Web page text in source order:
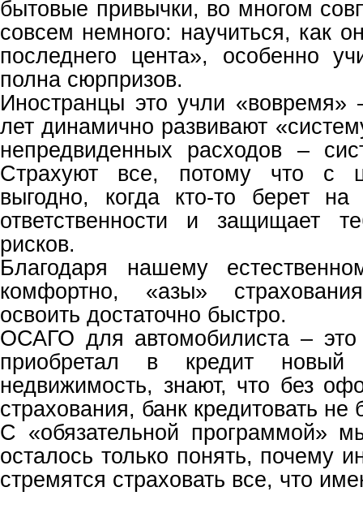
бытовые привычки, во многом
совсем немного: научиться, как
последнего цента», особенно
полна сюрпризов.
Иностранцы это учли
лет динамично развивают
непредвиденных расходов –
Страхуют все, потому что с
выгодно, когда кто-то берет
ответственности и защищает
рисков.
Благодаря нашему
комфортно, «азы»
освоить достаточно быстро.
ОСАГО для автомобилиста –
приобретал в кредит новый
недвижимость, знают, что без
страхования, банк кредитовать не
С «обязательной программой»
осталось только понять, почему
стремятся страховать все, что